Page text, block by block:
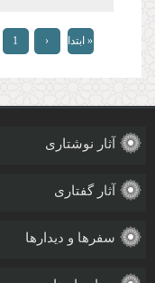
صفحه‌ها
« ابتدا ‹
1
آثار نوشتاری
آثار گفتاری
سفرها و دیدارها